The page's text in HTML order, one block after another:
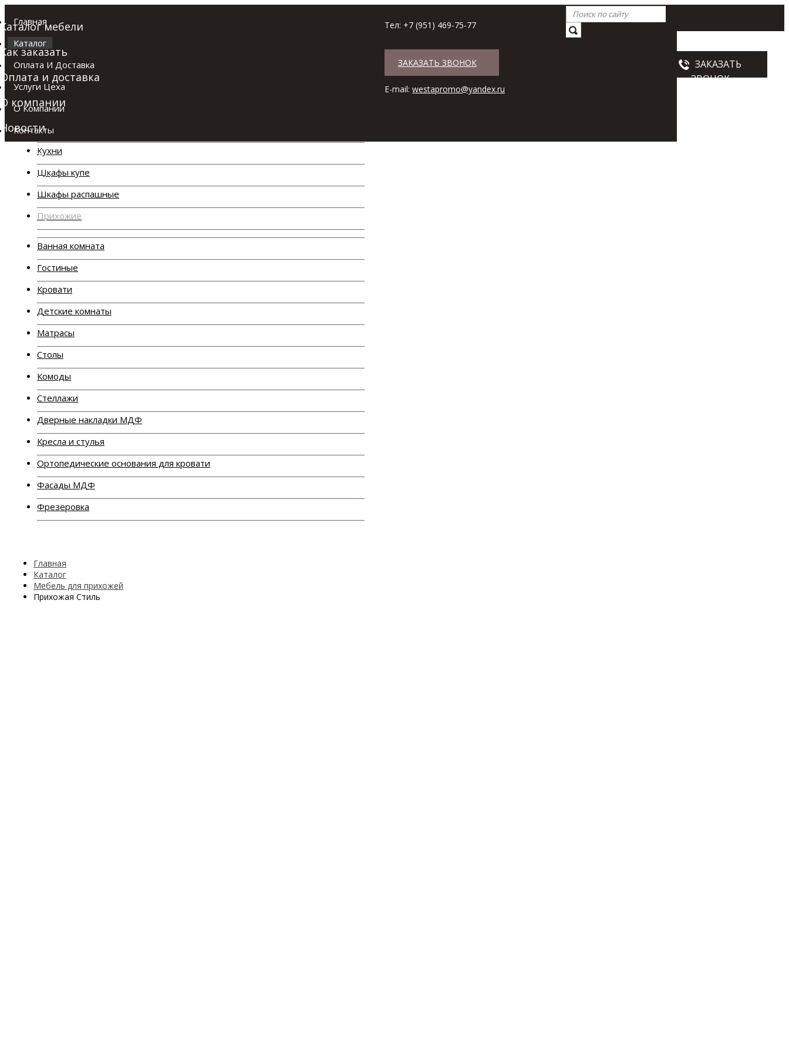
ЗАКАЗАТЬ
ЗВОНОК
Наши магазины
Главная
Каталог
Оплата И Доставка
Услуги Цеха
О Компании
Контакты
Каталог
Кухни
Шкафы купе
Шкафы распашные
Прихожие
Ванная комната
Гостиные
Кровати
Детские комнаты
Матрасы
Столы
Комоды
Стеллажи
Дверные накладки МДФ
Кресла и стулья
Ортопедические основания для кровати
Фасады МДФ
Фрезеровка
Главная
Каталог
Мебель для прихожей
Прихожая Стиль
Каталог мебели
Как заказать
Оплата и доставка
О компании
Новости
Отзывы
Контакты
Тел: +7 (951) 469-75-77
ЗАКАЗАТЬ ЗВОНОК
E-mail: westapromo@yandex.ru